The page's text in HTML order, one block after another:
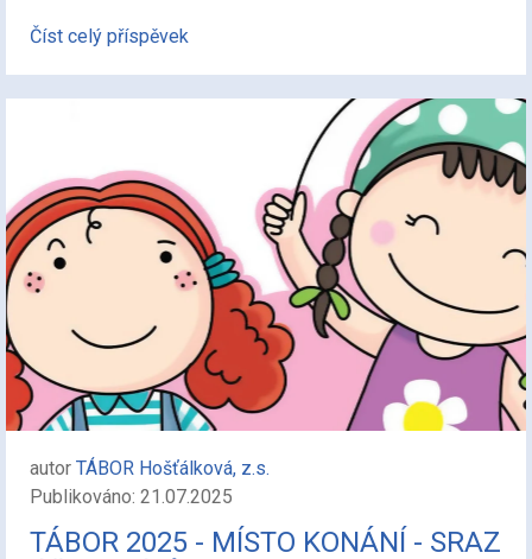
Číst celý příspěvek
autor TÁBOR Hošťálková, z.s.
Publikováno: 21.07.2025
TÁBOR 2025 - MÍSTO KONÁNÍ - SRAZ